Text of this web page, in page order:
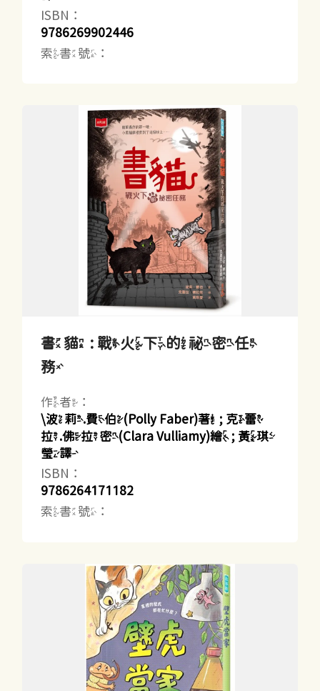
ISBN：
9786269902446
索書號：
書貓 : 戰火下的祕密任
務
作者：
\波莉.費伯(Polly Faber)著 ; 克蕾
拉.佛拉密(Clara Vulliamy)繪 ; 黃琪
瑩譯
ISBN：
9786264171182
索書號：